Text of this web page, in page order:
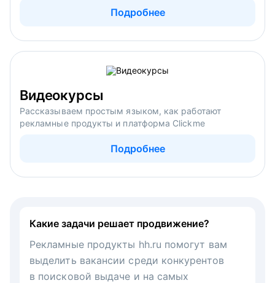
Подробнее
Видеокурсы
Рассказываем простым языком, как работают
рекламные продукты и платформа Clickme
Подробнее
Какие задачи решает продвижение?
Рекламные продукты hh.ru помогут вам
выделить вакансии среди конкурентов
в поисковой выдаче и на самых